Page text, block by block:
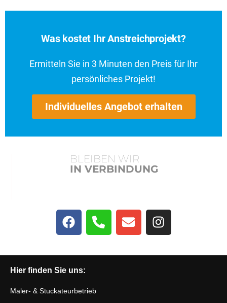
Was kostet Ihr Anstreichprojekt?
Ermitteln Sie in 3 Minuten den Preis für Ihr
persönliches Projekt!
Individuelles Angebot erhalten
BLEIBEN WIR
IN VERBINDUNG
Hier finden Sie uns:
Maler- & Stuckateurbetrieb